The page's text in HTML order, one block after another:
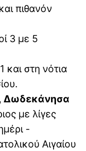
πιθανόν
3 με 5
στη νότια
Δωδεκάνησα
με λίγες
-
Αιγαίου